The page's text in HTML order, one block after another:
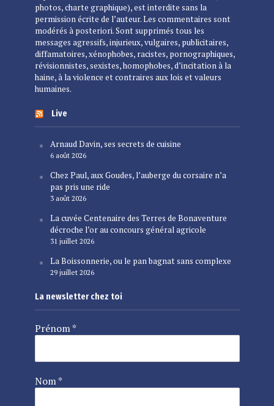
photos, charte graphique), est interdite sans la
permission écrite de l’auteur. Les commentaires sont
modérés à posteriori. Sont supprimés tous les
messages agressifs, injurieux, vulgaires, publicitaires,
diffamatoires, xénophobes, racistes, pornographiques,
révisionnistes, sexistes, homophobes, d’incitation à la
haine, à la violence et contraires aux lois et valeurs
humaines.
Live
Arnaud Davin, ses secrets de cuisine
6 août 2026
Chez Paul, aux Goudes, l’auberge du corsaire n’a
pas pris une ride
3 août 2026
La cuvée Centenaire des Terres de Bonaventure
décroche l’or au concours général agricole
31 juillet 2026
La Boissonnerie, ou le pan bagnat sans complexe
29 juillet 2026
La newsletter chez toi
Prénom*
Nom*